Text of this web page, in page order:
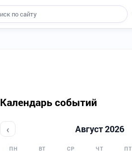
Календарь событий
‹ Август 2026
ПН ВТ СР ЧТ ПТ